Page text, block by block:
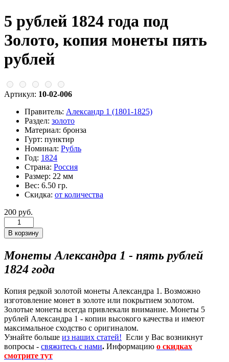
5 рублей 1824 года под
Золото, копия монеты пять
рублей
Артикул: 10-02-006
Правитель: Александр 1 (1801-1825)
Раздел: золото
Материал: бронза
Гурт: пунктир
Номинал: Рубль
Год: 1824
Страна: Россия
Размер: 22 мм
Вес: 6.50 гр.
Скидка: от количества
200 руб.
Монеты Александра 1 - пять рублей
1824 года
Копия редкой золотой монеты Александра 1. Возможно
изготовление монет в золоте или покрытием золотом.
Золотые монеты всегда привлекали внимание. Монеты 5
рублей Александра 1 - копии высокого качества и имеют
максимальное сходство с оригиналом.
Узнайте больше из наших статей! Если у Вас возникнут
вопросы - свяжитесь с нами. Информацию о скидках
смотрите тут